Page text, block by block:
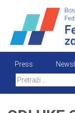
content
Press